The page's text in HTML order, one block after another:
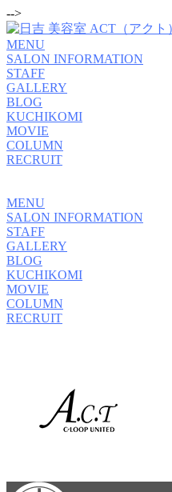
-->
MENU
SALON INFORMATION
STAFF
GALLERY
BLOG
KUCHIKOMI
MOVIE
COLUMN
RECRUIT
MENU
SALON INFORMATION
STAFF
GALLERY
BLOG
KUCHIKOMI
MOVIE
COLUMN
RECRUIT